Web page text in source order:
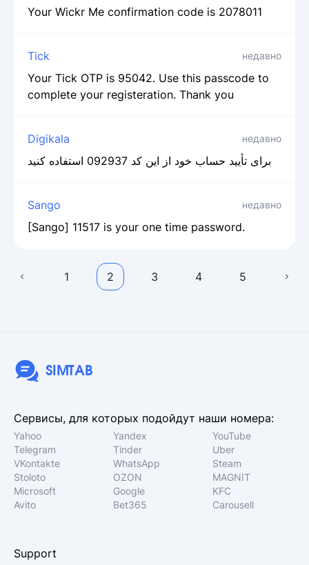
Your Wickr Me confirmation code is 2078011
Tick недавно
Your Tick OTP is 95042. Use this passcode to
complete your registeration. Thank you
Digikala недавно
برای تأیید حساب خود از این کد 092937 استفاده کنید
Sango недавно
[Sango] 11517 is your one time password.
1 2 3 4 5
SIMTAB
Сервисы, для которых подойдут наши номера:
Yahoo Yandex
YouTube
Telegram
Tinder
Uber
VKontakte
WhatsApp
Steam
Stoloto
OZON
MAGNIT
Microsoft
Google
KFC
Avito
Bet365 Carousell
Support